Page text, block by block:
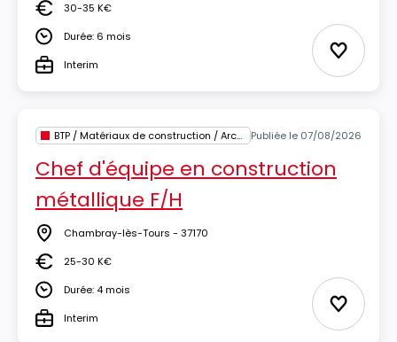
Salaire30-35 K€
DuréeDurée: 6 mois
TypeInterim Ajouter
BTP / Matériaux de construction / Architecture Publiée le 07/08/2026
Chef d'équipe en construction
métallique F/H
Lieu Chambray-lès-Tours - 37170
Salaire25-30 K€
DuréeDurée: 4 mois
TypeInterim Ajouter